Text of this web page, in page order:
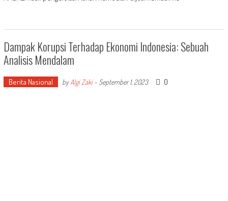
Dampak Korupsi Terhadap Ekonomi Indonesia: Sebuah
Analisis Mendalam
Berita Nasional byAlgi Zaki- September 1, 2023 0